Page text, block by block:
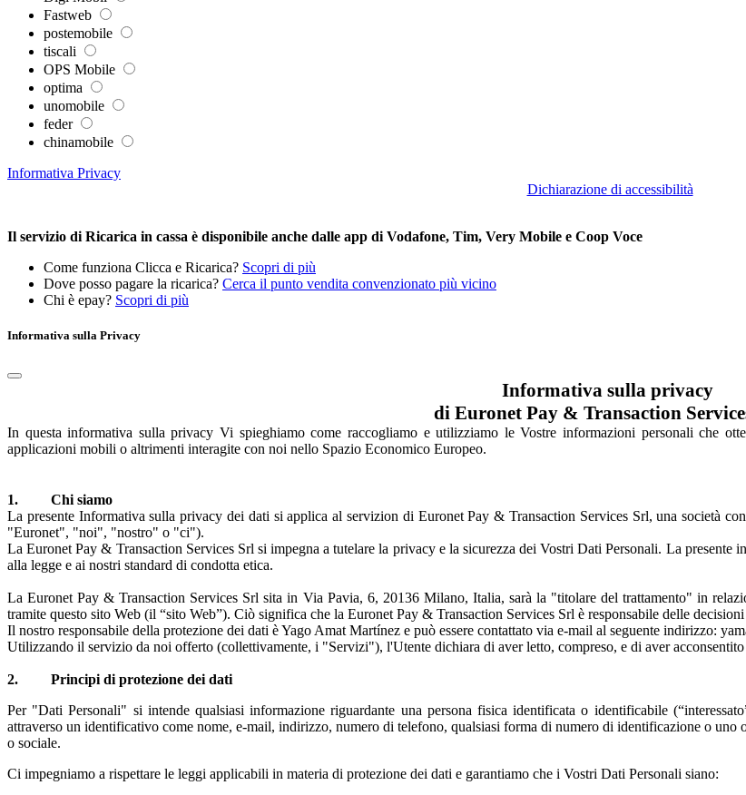
Fastweb
postemobile
tiscali
OPS Mobile
optima
unomobile
feder
chinamobile
Informativa Privacy
Dichiarazione di accessibilità
Il servizio di Ricarica in cassa è disponibile anche dalle app di Vodafone, Tim, Very Mobile e Coop Voce
Come funziona Clicca e Ricarica? Scopri di più
Dove posso pagare la ricarica? Cerca il punto vendita convenzionato più vicino
Chi è epay? Scopri di più
Informativa sulla Privacy
Informativa sulla privacy
di Euronet Pay & Transaction
In questa informativa sulla privacy Vi spieghiamo come raccogliamo e utilizziamo le Vostre informazioni personali che
applicazioni mobili o altrimenti interagite con noi nello Spazio Economico Europeo.
1. Chi siamo
La presente Informativa sulla privacy dei dati si applica al servizion di Euronet Pay & Transaction Services Srl, una società
"Euronet", "noi", "nostro" o "ci").
La Euronet Pay & Transaction Services Srl si impegna a tutelare la privacy e la sicurezza dei Vostri Dati Personali. La
alla legge e ai nostri standard di condotta etica.
La Euronet Pay & Transaction Services Srl sita in Via Pavia, 6, 20136 Milano, Italia, sarà la "titolare del trattamento" in
tramite questo sito Web (il “sito Web”). Ciò significa che la Euronet Pay & Transaction Services Srl è responsabile delle
Il nostro responsabile della protezione dei dati è Yago Amat Martínez e può essere contattato via e-mail al seguente indirizzo:
Utilizzando il servizio da noi offerto (collettivamente, i "Servizi"), l'Utente dichiara di aver letto, compreso, e di aver
2. Principi di protezione dei dati
Per "Dati Personali" si intende qualsiasi informazione riguardante una persona fisica identificata o identificabile
attraverso un identificativo come nome, e-mail, indirizzo, numero di telefono, qualsiasi forma di numero di identificazione o
o sociale.
Ci impegniamo a rispettare le leggi applicabili in materia di protezione dei dati e garantiamo che i Vostri Dati Personali siano: